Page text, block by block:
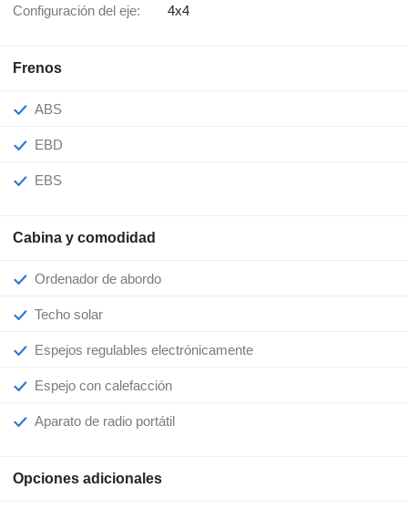
Configuración del eje: 4x4
Frenos
ABS
EBD
EBS
Cabina y comodidad
Ordenador de abordo
Techo solar
Espejos regulables electrónicamente
Espejo con calefacción
Aparato de radio portátil
Opciones adicionales